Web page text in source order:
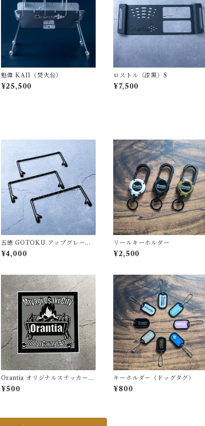
魁偉 KAII（焚火台）
¥25,500
ロストル（漆黒）S
¥7,500
五徳 GOTOKU アップグレード
版（3個1セット）黒色耐熱塗装
¥4,000
リールキーホルダー
¥2,500
Orantia オリジナルステッカー：
焚き火台
¥500
キーホルダー（ドッグタグ）
¥800